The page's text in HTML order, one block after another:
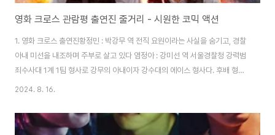
영화 크로스 관람평 출연진 줄거리 - 시원한 코믹 액션
1. 영화 크로스 출연진황정민 : 박강무 역 전직 요원이라는 사실을 숨기고, 경찰
아내 미선을 내조하며 주부로 살고 있다 염정아 : 강미선 역 서울경찰청 강력범
죄수사대 1계 1팀 형사로 강무의 아내이자 강수대의 에이스 형사다. 후배 형사
들의 오해로 강무가 바람피운다고 생각하고 쫓다가 의도치 않게 비밀 첩보 작
강무와 만나 실종된 남편 감중산을 함께 찾기 위해 작전을 펼친다. 정만식 : 이
상웅 역 서울경찰청 강력범죄수사대 1계 1팀장 차래형 : 조헌기 역, 이호철 : 동
2024. 8. 16.